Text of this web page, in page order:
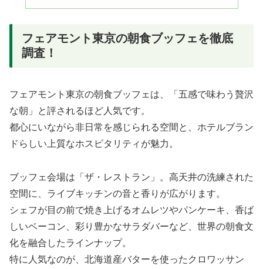
フェアモント東京の朝食ブッフェを徹底
調査！
フェアモント東京の朝食ブッフェは、「五感で味わう贅沢
な朝」と評されるほど人気です。
都心にいながら非日常を感じられる空間と、ホテルブラン
ドらしい上質なホスピタリティが魅力。
ブッフェ会場は「ザ・レストラン」。高天井の洗練された
空間に、ライブキッチンの音と香りが広がります。
シェフが目の前で焼き上げるオムレツやパンケーキ、香ば
しいベーコン、彩り豊かなサラダバーなど、世界の朝食文
化を融合したラインナップ。
特に人気なのが、北海道産バターを使ったクロワッサン